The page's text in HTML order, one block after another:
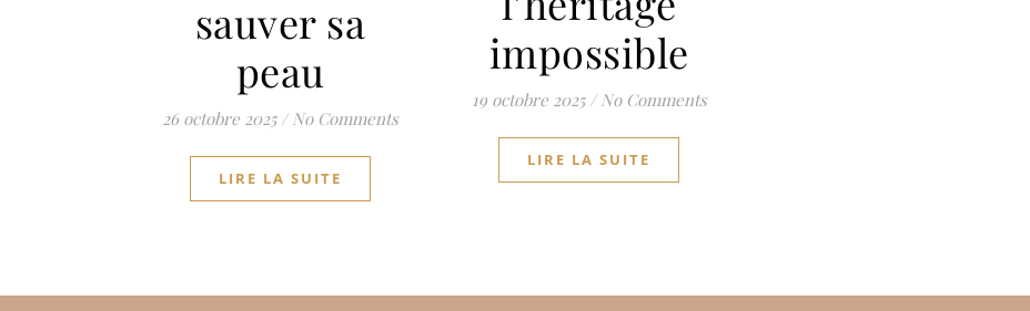
sauver sa
peau
26 octobre 2025 / No Comments
LIRE LA SUITE
impossible
19 octobre 2025 / No Comments
LIRE LA SUITE